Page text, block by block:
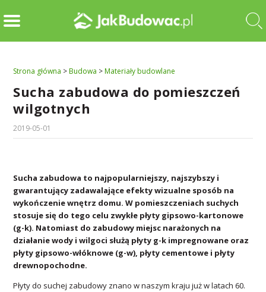
Strona główna >Budowa >Materiały budowlane
Sucha zabudowa do pomieszczeń
wilgotnych
2019-05-01
Sucha zabudowa to najpopularniejszy, najszybszy i
gwarantujący zadawalające efekty wizualne sposób na
wykończenie wnętrz domu. W pomieszczeniach suchych
stosuje się do tego celu zwykłe płyty gipsowo-kartonowe
(g-k). Natomiast do zabudowy miejsc narażonych na
działanie wody i wilgoci służą płyty g-k impregnowane oraz
płyty gipsowo-włóknowe (g-w), płyty cementowe i płyty
drewnopochodne.
Płyty do suchej zabudowy znano w naszym kraju już w latach 60.